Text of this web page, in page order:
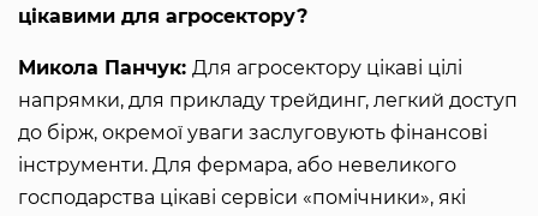
цікавими для агросектору?
Микола Панчук: Для агросектору цікаві цілі
напрямки, для прикладу трейдинг, легкий доступ
до бірж, окремої уваги заслуговують фінансові
інструменти. Для фермара, або невеликого
господарства цікаві сервіси «помічники», які